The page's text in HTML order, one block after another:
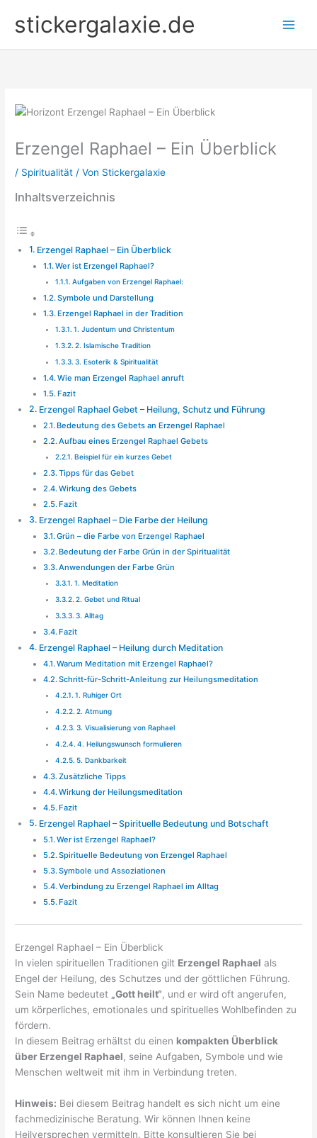
Inhaltstickergalaxie.de
Erzengel Raphael – Ein Überblick
/ Spiritualität / Von Stickergalaxie
Inhaltsverzeichnis
Erzengel Raphael – Ein Überblick
Wer ist Erzengel Raphael?
Aufgaben von Erzengel Raphael:
Symbole und Darstellung
Erzengel Raphael in der Tradition
1. Judentum und Christentum
2. Islamische Tradition
3. Esoterik & Spiritualität
Wie man Erzengel Raphael anruft
Fazit
Erzengel Raphael Gebet – Heilung, Schutz und Führung
Bedeutung des Gebets an Erzengel Raphael
Aufbau eines Erzengel Raphael Gebets
Beispiel für ein kurzes Gebet
Tipps für das Gebet
Wirkung des Gebets
Fazit
Erzengel Raphael – Die Farbe der Heilung
Grün – die Farbe von Erzengel Raphael
Bedeutung der Farbe Grün in der Spiritualität
Anwendungen der Farbe Grün
1. Meditation
2. Gebet und Ritual
3. Alltag
Fazit
Erzengel Raphael – Heilung durch Meditation
Warum Meditation mit Erzengel Raphael?
Schritt-für-Schritt-Anleitung zur Heilungsmeditation
1. Ruhiger Ort
2. Atmung
3. Visualisierung von Raphael
4. Heilungswunsch formulieren
5. Dankbarkeit
Zusätzliche Tipps
Wirkung der Heilungsmeditation
Fazit
Erzengel Raphael – Spirituelle Bedeutung und Botschaft
Wer ist Erzengel Raphael?
Spirituelle Bedeutung von Erzengel Raphael
Symbole und Assoziationen
Verbindung zu Erzengel Raphael im Alltag
Fazit
Erzengel Raphael – Ein Überblick
In vielen spirituellen Traditionen gilt Erzengel Raphael als
Engel der Heilung, des Schutzes und der göttlichen Führung.
Sein Name bedeutet „Gott heilt“, und er wird oft angerufen,
um körperliches, emotionales und spirituelles Wohlbefinden zu
fördern.
In diesem Beitrag erhältst du einen kompakten Überblick
über Erzengel Raphael, seine Aufgaben, Symbole und wie
Menschen weltweit mit ihm in Verbindung treten.
Hinweis: Bei diesem Beitrag handelt es sich nicht um eine
fachmedizinische Beratung. Wir können Ihnen keine
Heilversprechen vermitteln. Bitte konsultieren Sie bei